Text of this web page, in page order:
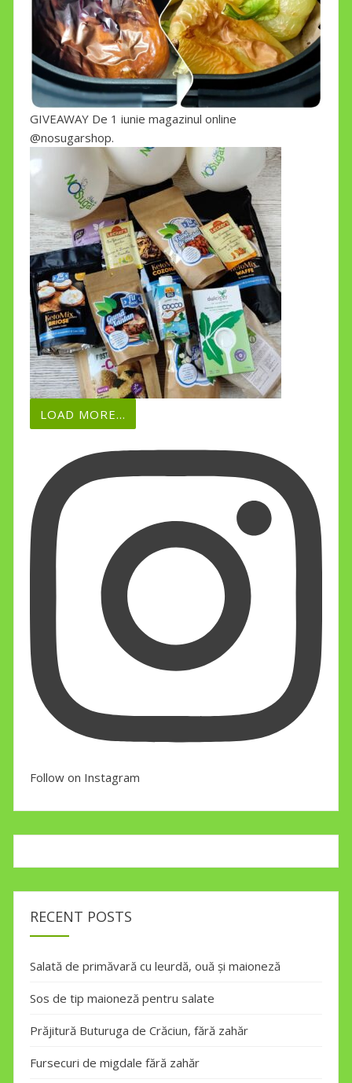
GIVEAWAY De 1 iunie magazinul online
@nosugarshop.
LOAD MORE...
Follow on Instagram
RECENT POSTS
Salată de primăvară cu leurdă, ouă și maioneză
Sos de tip maioneză pentru salate
Prăjitură Buturuga de Crăciun, fără zahăr
Fursecuri de migdale fără zahăr